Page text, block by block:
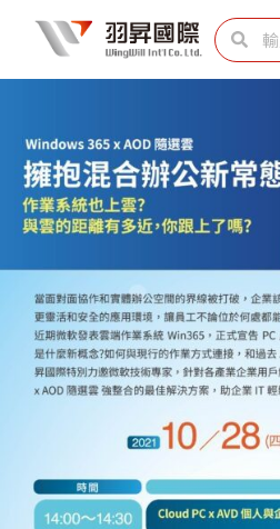
主
搜
尋 尋